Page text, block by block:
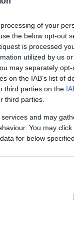
of your
the below opt-out
is processed
utilized by us
may separately
on the IAB’s list of
third parties on the
third parties.
and may
You may
for below
Zarco
ért oda az
Aleix
míg
és
is
Mir is
ma is
pedig a
verseny